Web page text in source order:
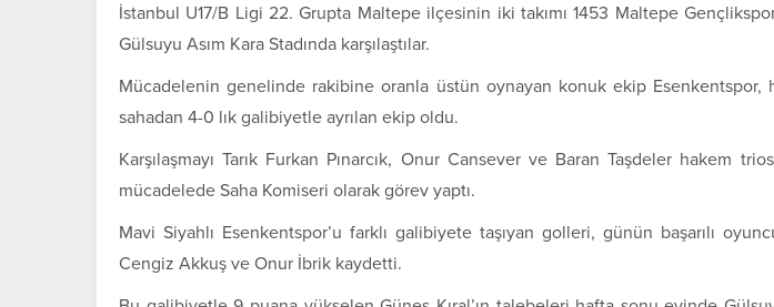
İstanbul U17/B Ligi 22. Grupta Maltepe ilçesinin iki takımı 1453 Maltepe
Gülsuyu Asım Kara Stadında karşılaştılar.
Mücadelenin genelinde rakibine oranla üstün oynayan konuk ekip Esenkentspor,
sahadan 4-0 lık galibiyetle ayrılan ekip oldu.
Karşılaşmayı Tarık Furkan Pınarcık, Onur Cansever ve Baran Taşdeler hakem
mücadelede Saha Komiseri olarak görev yaptı.
Mavi Siyahlı Esenkentspor’u farklı galibiyete taşıyan golleri, günün başarılı
Cengiz Akkuş ve Onur İbrik kaydetti.